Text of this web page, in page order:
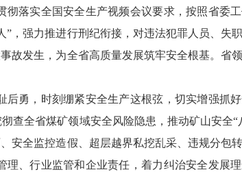
落实全国安全生产视频会议要求，按照省委
，强力推进行刑纪衔接，对违法犯罪人员、失
故发生，为全省高质量发展筑牢安全根基。省
勇，时刻绷紧安全生产这根弦，切实增强抓
查全省煤矿领域安全风险隐患，推动矿山安全“
安全监控造假、超层越界私挖乱采、违规分包
、行业监管和企业责任，着力纠治安全发展